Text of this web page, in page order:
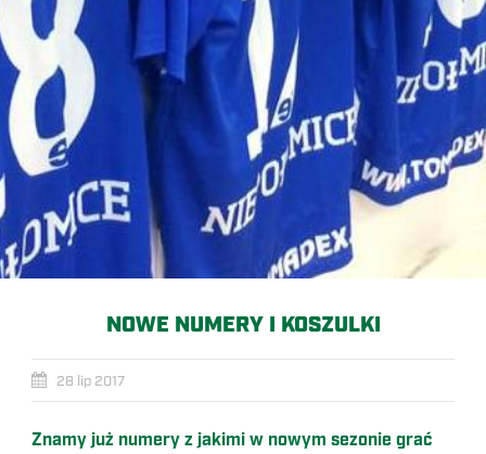
NOWE NUMERY I KOSZULKI
28 lip 2017
Znamy już numery z jakimi w nowym sezonie grać